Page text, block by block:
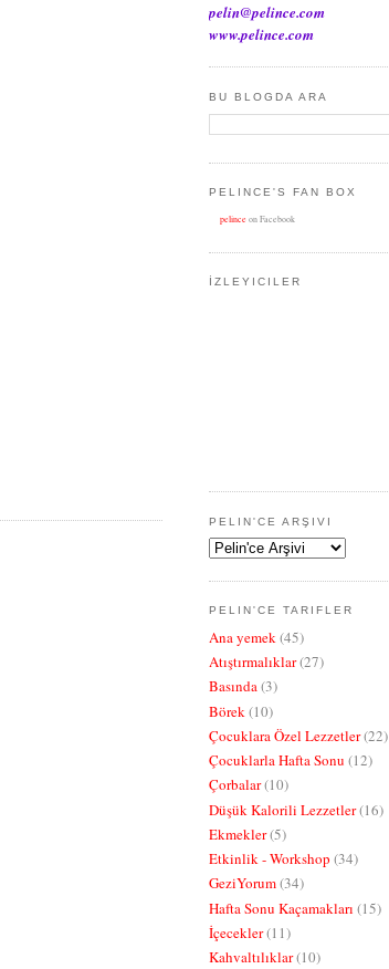
pelin@pelince.com
www.pelince.com
BU BLOGDA ARA
PELINCE'S FAN BOX
pelince on Facebook
İZLEYICILER
PELIN'CE ARŞIVI
PELIN'CE TARIFLER
Ana yemek(45)
Atıştırmalıklar(27)
Basında(3)
Börek(10)
Çocuklara Özel Lezzetler(22)
Çocuklarla Hafta Sonu (12)
Çorbalar(10)
Düşük Kalorili Lezzetler(16)
Ekmekler(5)
Etkinlik - Workshop (34)
GeziYorum(34)
Hafta Sonu Kaçamakları (15)
İçecekler(11)
Kahvaltılıklar(10)